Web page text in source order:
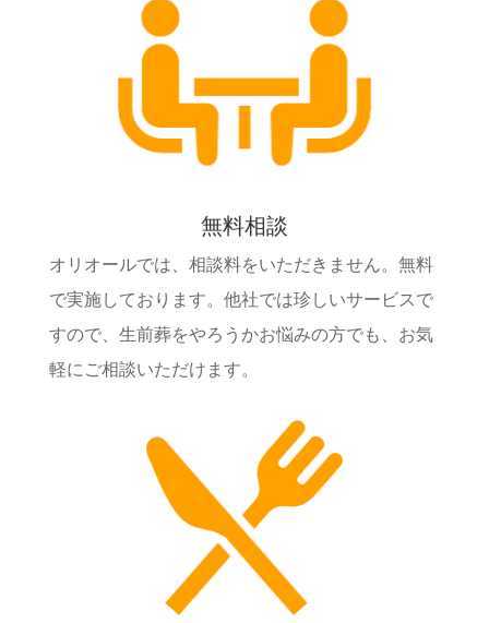
無料相談
オリオールでは、相談料をいただきません。無料
で実施しております。他社では珍しいサービスで
すので、生前葬をやろうかお悩みの方でも、お気
軽にご相談いただけます。